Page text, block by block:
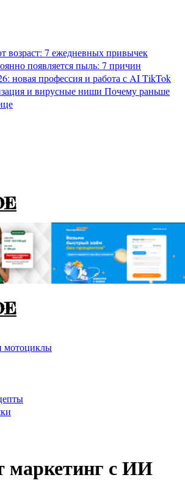
возраст: 7 ежедневных привычек
появляется пыль: 7 причин
новая профессия и работа с AITikTok
и вирусные ниши Почему раньше
мотоциклы
маркетинг с ИИ